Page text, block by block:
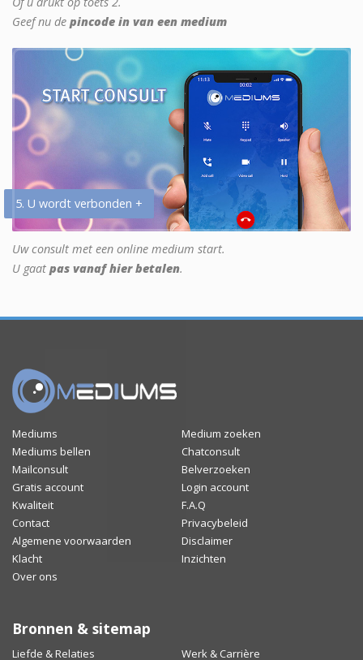
Geef nu de pincode in van een medium
5. U wordt verbonden +
Uw consult met een online medium start.
U gaat pas vanaf hier betalen.
Mediums
Medium zoeken
Mediums bellen
Chatconsult
Mailconsult
Belverzoeken
Gratis account
Login account
Kwaliteit
F.A.Q
Contact
Privacybeleid
Algemene voorwaarden
Disclaimer
Klacht
Inzichten
Over ons
Bronnen & sitemap
Liefde & Relaties Werk & Carrière